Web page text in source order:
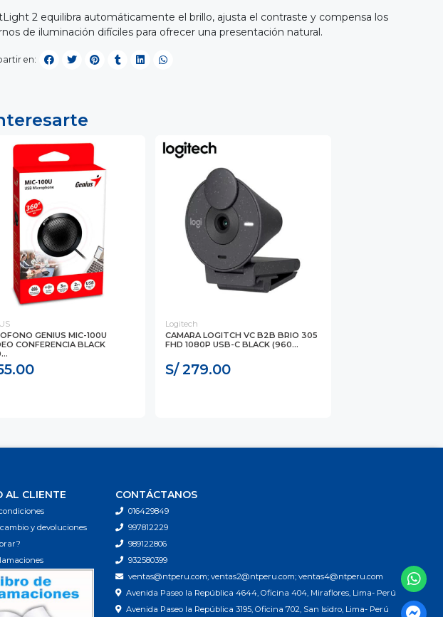
2 equilibra automáticamente el brillo, ajusta el contraste y compensa los
de iluminación difíciles para ofrecer una presentación natural.
en:
GENIUS MIC-100U
CONFERENCIA BLACK
Logitech
CAMARA LOGITCH VC B2B BRIO 305
FHD 1080P USB-C BLACK (960...
S/ 279.00
AL CLIENTE
y devoluciones
CONTÁCTANOS
016429849
997812229
989122806
932580399
ventas@ntperu.com; ventas2@ntperu.com; ventas4@ntperu.com
Avenida Paseo la República 4644, Oficina 404, Miraflores, Lima- Perú
Avenida Paseo la República 3195, Oficina 702, San Isidro, Lima- Perú